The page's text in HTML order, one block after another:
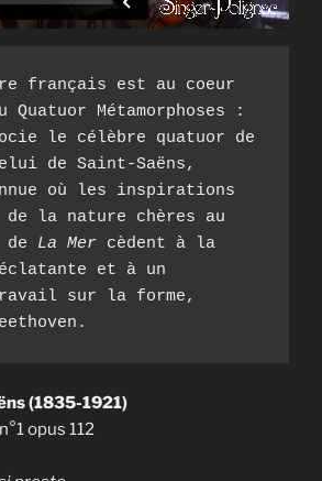
français est au coeur
Métamorphoses :
le célèbre quatuor de
de Saint-Saëns,
où les inspirations
de la nature chères au
de La Mer cèdent à la
et à un
sur la forme,
(1835-1921)
opus 112